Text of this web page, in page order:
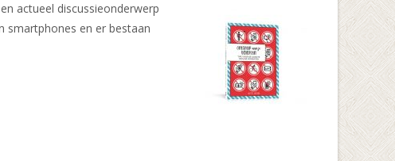
actueel discussieonderwerp
smartphones en er bestaan